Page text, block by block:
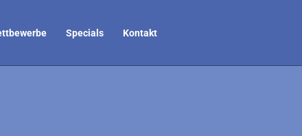
Specials Kontakt